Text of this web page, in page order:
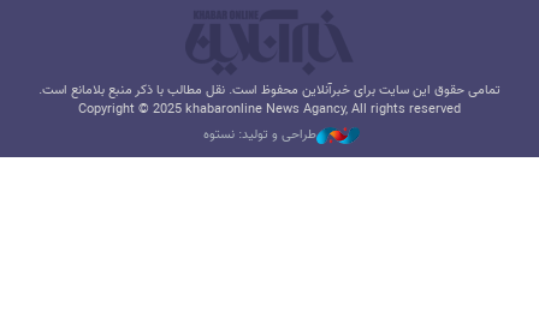
تمامی حقوق این سایت برای خبرآنلاین محفوظ است. نقل مطالب با ذکر منبع بلامانع است.
Copyright © 2025 khabaronline News Agancy, All rights reserved
طراحی و تولید: نستوه